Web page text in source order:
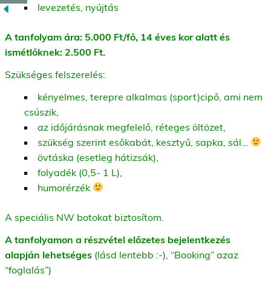
levezetés, nyújtás
A tanfolyam ára: 5.000 Ft/fő, 14 éves kor alatt és
ismétlőknek: 2.500 Ft.
Szükséges felszerelés:
kényelmes, terepre alkalmas (sport)cipő, ami nem
csúszik,
az időjárásnak megfelelő, réteges öltözet,
szükség szerint esőkabát, kesztyű, sapka, sál…
övtáska (esetleg hátizsák),
folyadék (0,5- 1 L),
humorérzék
A speciális NW botokat biztosítom.
A tanfolyamon a részvétel előzetes bejelentkezés
alapján lehetséges (lásd lentebb :-), “Booking” azaz
“foglalás”)